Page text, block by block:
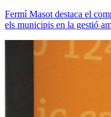
Fermí Masot destaca el
els municipis en la gestió